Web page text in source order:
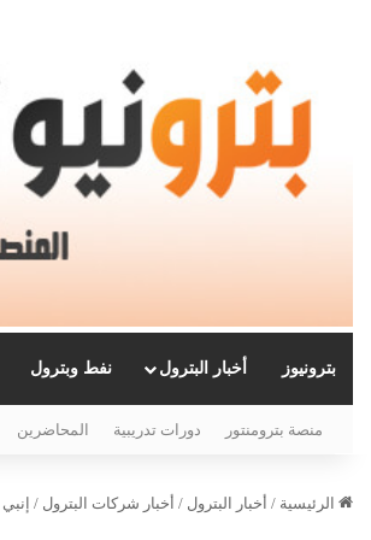
بترونيوز أخبار البترول نفط وبترول
منصة بترومنتور دورات تدريبية المحاضرين
الرئيسية / أخبار البترول / أخبار شركات البترول / إنبي